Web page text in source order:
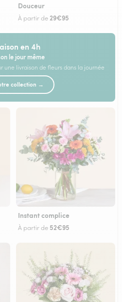
Douceur
À partir de29€95
en 4h
le jour même
une livraison de fleurs dans la journée
collection →
Instant complice
À partir de 52€95